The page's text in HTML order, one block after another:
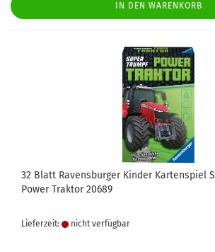
IN DEN WARENKORB
32 Blatt Ravensburger Kinder Kartenspiel
Power Traktor 20689
Lieferzeit: nicht verfügbar